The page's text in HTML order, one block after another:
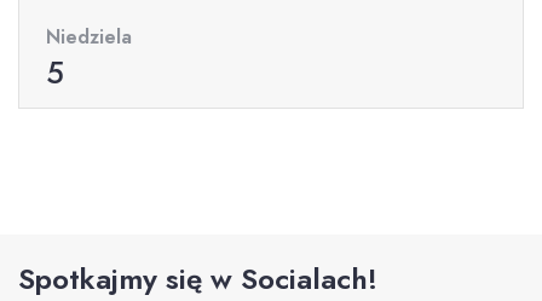
Niedziela
5
Spotkajmy się w Socialach!